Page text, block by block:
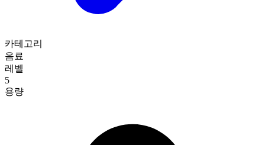
카테고리
음료
레벨
5
용량